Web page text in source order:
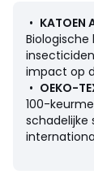
• Katoen
• 57 draden/
• Hoogte
• Hoogte
cm
• Hoogte
Onderhoud
• KATOEN
impact op
• OEKO-
100-
schadelijke